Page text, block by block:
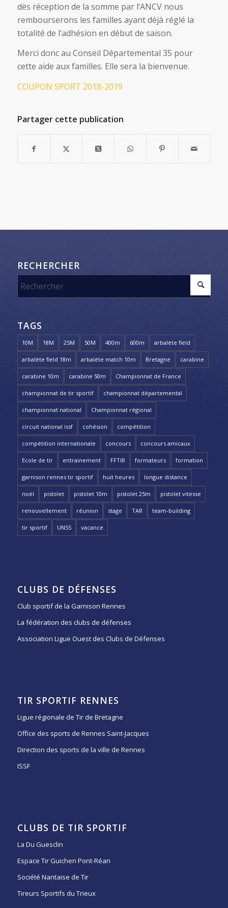
dès réception de la somme par l’ANCV nous
rembourserons les familles ayant déjà réglé la
totalité de l’adhésion en début de saison.
Merci donc au Conseil Départemental 35 pour
cette aide aux familles. Elle sera la bienvenue.
COUPON SPORT 2018-2019
Partager cette publication
RECHERCHER
TAGS
10M 18M 25M 50M 400m 600m arbalète field
arbalète field 18m arbalète match 10m Bretagne carabine
carabine 10m carabine 50m Championnat de France
championnat de tir sportif championnat départemental
championnat national Championnat régional
circuit national issf cohésion compétition
compétition internationale concours concours amicaux
Ecole de tir entrainement FFTIR formateurs formation
garnison rennes tir sportif huit heures longue distance
noël pistolet pistolet 10m pistolet 25m pistolet vitesse
renouvellement réunion stage TAR team-building
tir sportif UNSS vacance
CLUBS DE DÉFENSES
Club sportif de la Garnison Rennes
La fédération des clubs de défenses
Association Ligue Ouest des Clubs de Défenses
TIR SPORTIF RENNES
Ligue régionale de Tir de Bretagne
Office des sports de Rennes Saint-Jacques
Direction des sports de la ville de Rennes
ISSF
CLUBS DE TIR SPORTIF
La Du Guesclin
Espace Tir Guichen Pont-Réan
Société Nantaise de Tir
Tireurs Sportifs du Trieux